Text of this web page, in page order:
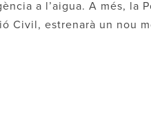
a l’aigua. A més, la
Civil, estrenarà un nou